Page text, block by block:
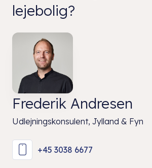
lejebolig?
Frederik Andresen
Udlejningskonsulent, Jylland & Fyn
+45 3038 6677